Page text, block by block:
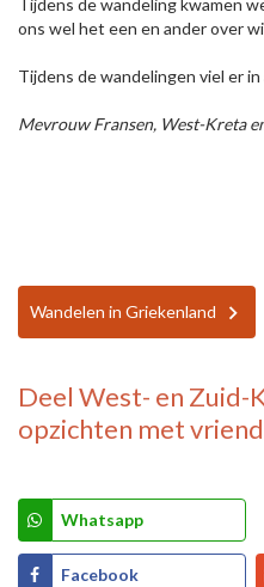
ons wel het een en ander over
Tijdens de wandelingen viel er
Mevrouw Fransen, West-Kreta
Wandelen in Griekenland
Deel West- en Zuid-
opzichten met
Whatsapp
Facebook